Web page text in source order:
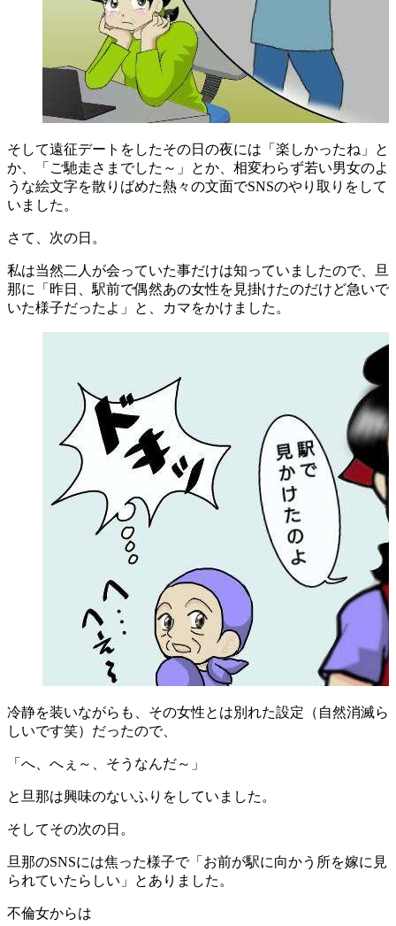
そして遠征デートをしたその日の夜には「楽しかったね」と
か、「ご馳走さまでした～」とか、相変わらず若い男女のよ
うな絵文字を散りばめた熱々の文面でSNSのやり取りをして
いました。
さて、次の日。
私は当然二人が会っていた事だけは知っていましたので、旦
那に「昨日、駅前で偶然あの女性を見掛けたのだけど急いで
いた様子だったよ」と、カマをかけました。
冷静を装いながらも、その女性とは別れた設定（自然消滅ら
しいです笑）だったので、
「へ、へぇ～、そうなんだ～」
と旦那は興味のないふりをしていました。
そしてその次の日。
旦那のSNSには焦った様子で「お前が駅に向かう所を嫁に見
られていたらしい」とありました。
不倫女からは